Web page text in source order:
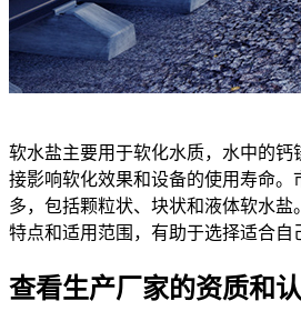
软水盐主要用于软化水质，水中的钙
接影响软化效果和设备的使用寿命。
多，包括颗粒状、块状和液体软水盐
特点和适用范围，有助于选择适合自
查看生产厂家的资质和